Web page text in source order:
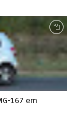
167 em